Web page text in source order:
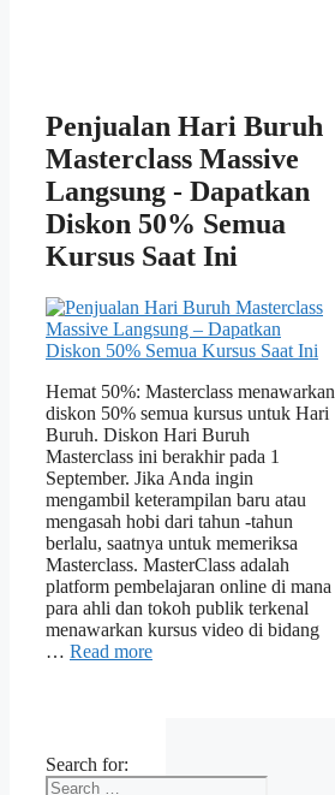
Penjualan Hari Buruh
Masterclass Massive
Langsung - Dapatkan
Diskon 50% Semua
Kursus Saat Ini
Hemat 50%: Masterclass menawarkan
diskon 50% semua kursus untuk Hari
Buruh. Diskon Hari Buruh
Masterclass ini berakhir pada 1
September. Jika Anda ingin
mengambil keterampilan baru atau
mengasah hobi dari tahun -tahun
berlalu, saatnya untuk memeriksa
Masterclass. MasterClass adalah
platform pembelajaran online di mana
para ahli dan tokoh publik terkenal
menawarkan kursus video di bidang
… Read more
Search for: